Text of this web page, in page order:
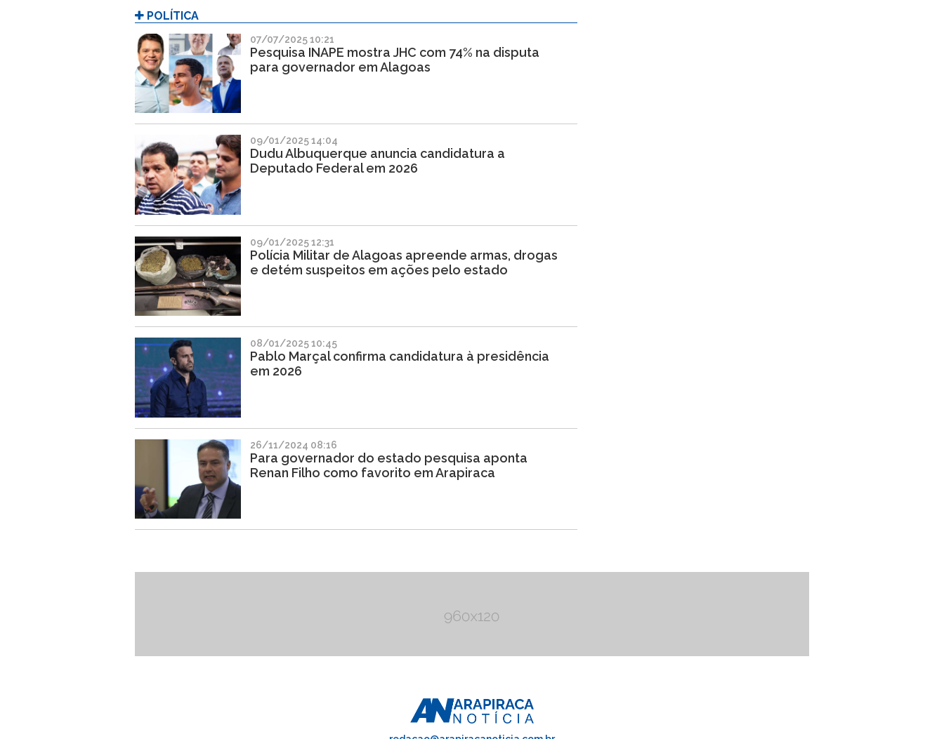
POLÍTICA
07/07/2025 10:21
Pesquisa INAPE mostra JHC com 74% na disputa
para governador em Alagoas
09/01/2025 14:04
Dudu Albuquerque anuncia candidatura a
Deputado Federal em 2026
09/01/2025 12:31
Polícia Militar de Alagoas apreende armas, drogas
e detém suspeitos em ações pelo estado
08/01/2025 10:45
Pablo Marçal confirma candidatura à presidência
em 2026
26/11/2024 08:16
Para governador do estado pesquisa aponta
Renan Filho como favorito em Arapiraca